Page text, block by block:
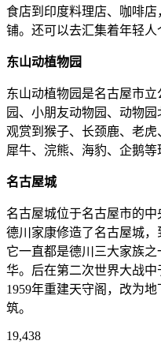
食店到印度料理店、咖啡
铺。还可以去汇集着年轻人
东山动植物园
东山动植物园是名古屋市
园、小朋友动物园、动物
观赏到猴子、长颈鹿、老
犀牛、浣熊、海豹、企鹅等
名古屋城
名古屋城位于名古屋市的
德川家康修造了名古屋城，
它一直都是德川三大家族
华。后在第二次世界大战中
1959年重建天守阁，改为
筑。
19,438